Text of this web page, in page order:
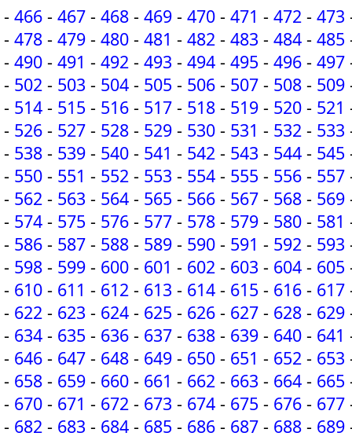
- 466 - 467 - 468 - 469 - 470 - 471 - 472 - 473
- 478 - 479 - 480 - 481 - 482 - 483 - 484 - 485
- 490 - 491 - 492 - 493 - 494 - 495 - 496 - 497
- 502 - 503 - 504 - 505 - 506 - 507 - 508 - 509
- 514 - 515 - 516 - 517 - 518 - 519 - 520 - 521
- 526 - 527 - 528 - 529 - 530 - 531 - 532 - 533
- 538 - 539 - 540 - 541 - 542 - 543 - 544 - 545
- 550 - 551 - 552 - 553 - 554 - 555 - 556 - 557
- 562 - 563 - 564 - 565 - 566 - 567 - 568 - 569
- 574 - 575 - 576 - 577 - 578 - 579 - 580 - 581
- 586 - 587 - 588 - 589 - 590 - 591 - 592 - 593
- 598 - 599 - 600 - 601 - 602 - 603 - 604 - 605
- 610 - 611 - 612 - 613 - 614 - 615 - 616 - 617
- 622 - 623 - 624 - 625 - 626 - 627 - 628 - 629
- 634 - 635 - 636 - 637 - 638 - 639 - 640 - 641
- 646 - 647 - 648 - 649 - 650 - 651 - 652 - 653
- 658 - 659 - 660 - 661 - 662 - 663 - 664 - 665
- 670 - 671 - 672 - 673 - 674 - 675 - 676 - 677
- 682 - 683 - 684 - 685 - 686 - 687 - 688 - 689